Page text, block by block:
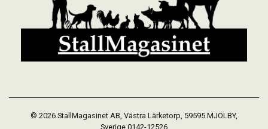
© 2026 StallMagasinet AB, Västra Lärketorp, 59595 MJÖLBY,
Sverige 0142-12526